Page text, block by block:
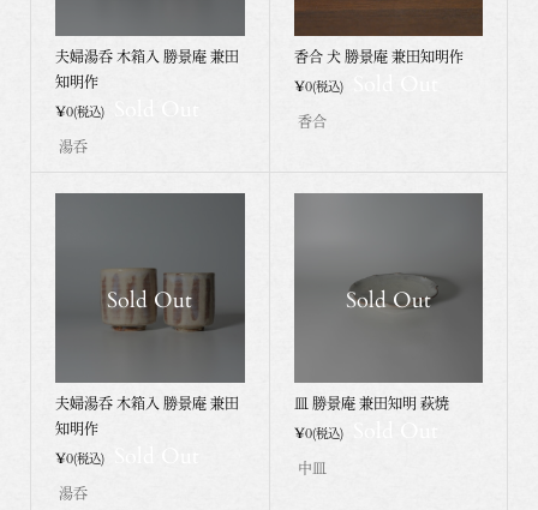
夫婦湯呑 木箱入 勝景庵 兼田
知明作
¥0(税込)
湯呑
香合 犬 勝景庵 兼田知明作
¥0(税込)
香合
Sold Out
夫婦湯呑 木箱入 勝景庵 兼田
知明作
¥0(税込)
湯呑
Sold Out
皿 勝景庵 兼田知明 萩焼
¥0(税込)
中皿